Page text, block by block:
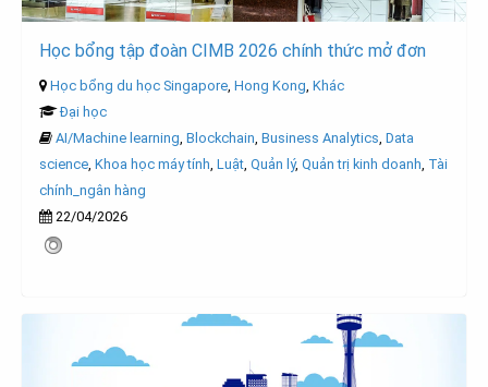
Học bổng tập đoàn CIMB 2026 chính thức mở đơn
Học bổng du học Singapore Hong Kong Khác
Đại học
AI/Machine learning Blockchain Business Analytics Data
science Khoa học máy tính Luật Quản lý, Quản trị kinh doanh Tài
chính_ngân hàng
22/04/2026